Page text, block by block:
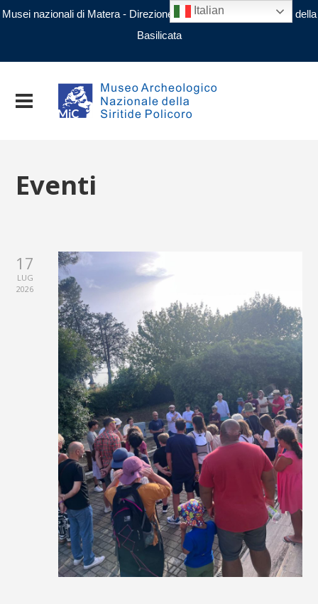
Musei nazionali di Matera - Direzione regionale Musei nazionali della
Basilicata
Eventi
17
LUG
2026
Italian